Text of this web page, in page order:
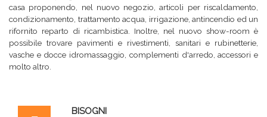
casa proponendo, nel nuovo negozio, articoli per riscaldamento,
condizionamento, trattamento acqua, irrigazione, antincendio ed un
rifornito reparto di ricambistica. Inoltre, nel nuovo show-room è
possibile trovare pavimenti e rivestimenti, sanitari e rubinetterie,
vasche e docce idromassaggio, complementi d'arredo, accessori e
molto altro.
BISOGNI